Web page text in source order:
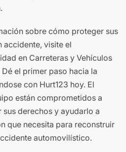
sobre cómo proteger sus
accidente, visite el
en Carreteras y Vehículos
el primer paso hacia la
con Hurt123 hoy. El
están comprometidos a
derechos y ayudarlo a
que necesita para reconstruir
automovilístico.